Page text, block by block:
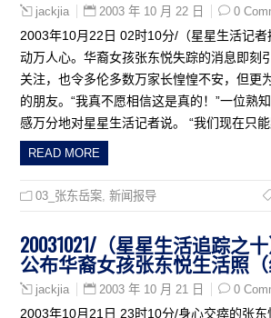
jackjia 2003 年 10 月 22 日 0
2003年10月22日 02时10分/（星星生活记
动万人心。华裔女孩张东悦失踪的消息即刻
关注，也令多伦多数万家长惶惶不安，但更
的朋友。“我真不愿相信这是真的！”一位熟
感万分地对星星生活记者说。 “我们现在只
READ MORE
03_张东岳案 ,新闻报导
20031021/（星星生活追踪之
公布华裔女孩张东悦生活照
jackjia 2003 年 10 月 21 日 0
2003年10月21日 23时10分/身心交瘁的张